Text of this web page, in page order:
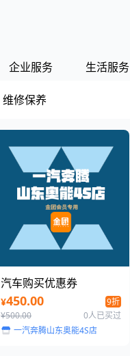
企业服务 生活服务
维修保养
汽车购买优惠券
¥450.00
9折
¥500.00
0人已买过
一汽奔腾山东奥能4S店